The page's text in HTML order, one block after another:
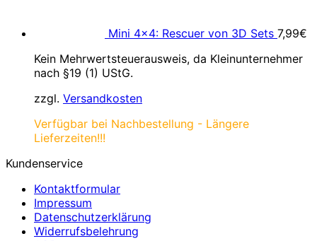
Mini 4×4: Rescuer von 3D Sets 7,99€
Kein Mehrwertsteuerausweis, da Kleinunternehmer
nach §19 (1) UStG.
zzgl. Versandkosten
Verfügbar bei Nachbestellung - Längere
Lieferzeiten!!!
Kundenservice
Kontaktformular
Impressum
Datenschutzerklärung
Widerrufsbelehrung